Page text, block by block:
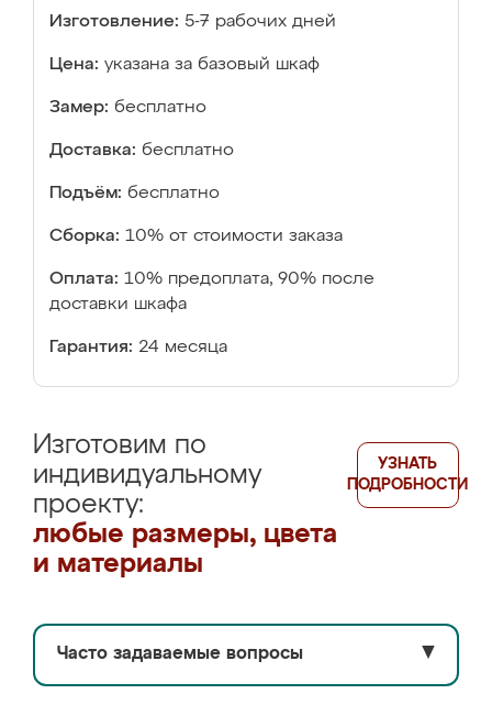
Изготовление: 5-7 рабочих дней
Цена: указана за базовый шкаф
Замер: бесплатно
Доставка: бесплатно
Подъём: бесплатно
Сборка: 10% от стоимости заказа
Оплата: 10% предоплата, 90% после
доставки шкафа
Гарантия: 24 месяца
Изготовим по
индивидуальному
проекту:
любые размеры, цвета
и материалы
УЗНАТЬ
ПОДРОБНОСТИ
Часто задаваемые вопросы ▼